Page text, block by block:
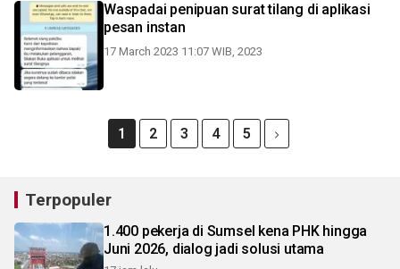
Waspadai penipuan surat tilang di aplikasi
pesan instan
17 March 2023 11:07 WIB, 2023
1 2 3 4 5
Terpopuler
1.400 pekerja di Sumsel kena PHK hingga
Juni 2026, dialog jadi solusi utama